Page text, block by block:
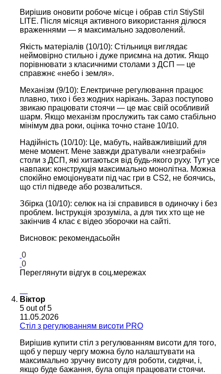
Вирішив оновити робоче місце і обрав стіл StiyStil
LITE. Після місяця активного використання ділюся
враженнями — я максимально задоволений.
Якість матеріалів (10/10): Стільниця виглядає
неймовірно стильно і дуже приємна на дотик. Якщо
порівнювати з класичними столами з ДСП — це
справжнє «небо і земля».
Механізм (9/10): Електричне регулювання працює
плавно, тихо і без жодних нарікань. Зараз поступово
звикаю працювати стоячи — це має свій особливий
шарм. Якщо механізм прослужить так само стабільно
мінімум два роки, оцінка точно стане 10/10.
Надійність (10/10): Це, мабуть, найважливіший для
мене момент. Мене завжди дратували «незграбні»
столи з ДСП, які хитаються від будь-якого руху. Тут усе
навпаки: конструкція максимально монолітна. Можна
спокійно емоціонувати під час гри в CS2, не боячись,
що стіл підведе або розвалиться.
Збірка (10/10): селюк на ізі справився в одиночку і без
проблем. Інструкція зрозуміла, а для тих хто ще не
закінчив 4 клас є відео зборочки на сайті.
Висновок: рекомендасьойн
0
0
Переглянути відгук в соц.мережах
Віктор
5 out of 5
11.05.2026
Cтіл з регулюванням висоти PRO
Вирішив купити стіл з регулюванням висоти для того,
щоб у першу чергу можна було налаштувати на
максимально зручну висоту для роботи, сидячи, і,
якщо буде бажання, була опція працювати стоячи.